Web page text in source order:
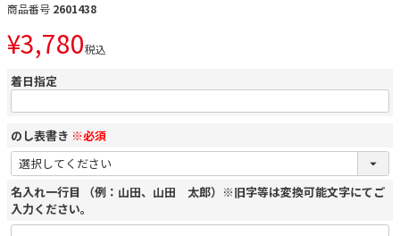
商品番号 2601438
¥3,780税込
着日指定
のし表書き ※必須
名入れ一行目 （例：山田、山田 太郎）※旧字等は変換可能文字にてご
入力ください。